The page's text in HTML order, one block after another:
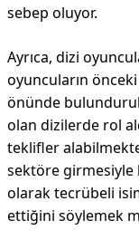
sebep oluyor.
Ayrıca, dizi
oyuncuların
önünde
olan dizilerde rol
teklifler
sektöre girmesiyle
olarak tecrübeli
ettiğini söylemek